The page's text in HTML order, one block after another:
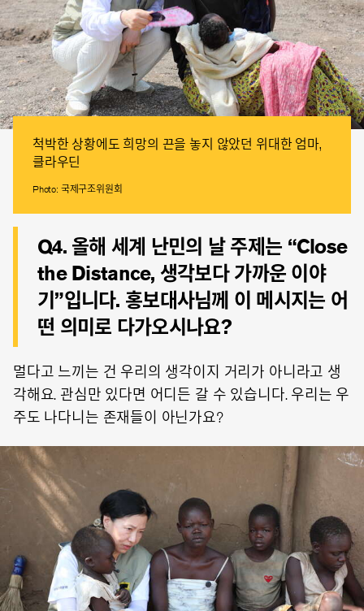
척박한 상황에도 희망의 끈을 놓지 않았던 위대한 엄마,
클라우딘
Photo: 국제구조위원회
Q4. 올해 세계 난민의 날 주제는 “Close
the Distance, 생각보다 가까운 이야
기”입니다. 홍보대사님께 이 메시지는 어
떤 의미로 다가오시나요?
멀다고 느끼는 건 우리의 생각이지 거리가 아니라고 생
각해요. 관심만 있다면 어디든 갈 수 있습니다. 우리는 우
주도 나다니는 존재들이 아닌가요?